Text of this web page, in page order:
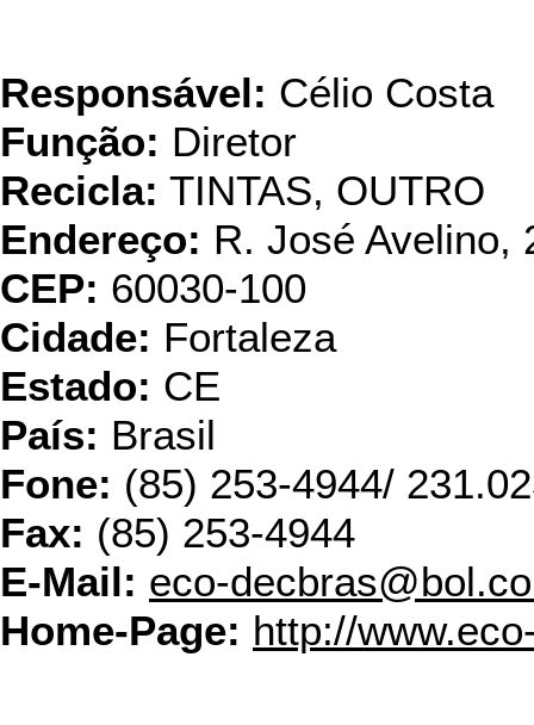
Responsável: Célio Costa
Função: Diretor
Recicla: TINTAS, OUTRO
Endereço: R. José Avelino,
CEP: 60030-100
Cidade: Fortaleza
Estado: CE
País: Brasil
Fone: (85) 253-4944/
Fax: (85) 253-4944
E-Mail: eco-
Home-Page: http://